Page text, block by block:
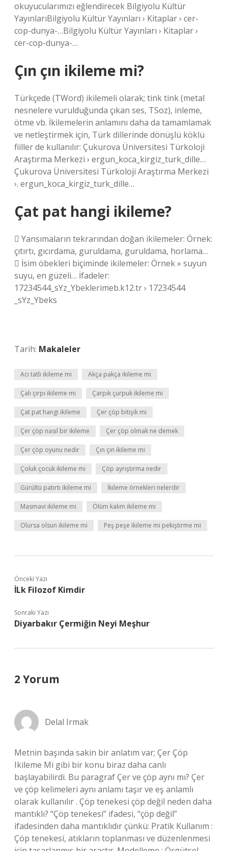
okuyucularımızı eğlendirecek Bilgiyolu Kültür
YayınlarıBilgiyolu Kültür Yayınları › Kitaplar › cer-
cop-dunya-…Bilgiyolu Kültür Yayınları › Kitaplar ›
cer-cop-dunya-…
Çın çın ikileme mi?
Türkçede (TWord) ikilemeli olarak; tink tink (metal
nesnelere vurulduğunda çıkan ses, TSoz), inleme,
ötme vb. İkilemelerin anlamını daha da tamamlamak
ve netleştirmek için, Türk dillerinde dönüşlü köklü
fiiller de kullanılır: Çukurova Üniversitesi Türkoloji
Araştırma Merkezi › ergun_koca_kirgiz_turk_dille…
Çukurova Üniversitesi Türkoloji Araştırma Merkezi
›. ergun_koca_kirgiz_turk_dille…
Çat pat hangi ikileme?
 Yansımaların tekrarından doğan ikilemeler: Örnek:
çıtırtı, gıcırdama, guruldama, guruldama, horlama…
 İsim öbekleri biçiminde ikilemeler: Örnek » suyun
suyu, en güzeli… İfadeler:
17234544_sYz_Ybeklerimeb.k12.tr › 17234544
_sYz_Ybeks
Tarih: Makaleler
Acı tatlı ikileme mi Akça pakça ikileme mi
Çalı çırpı ikileme mi Çarpık çurpuk ikileme mi
Çat pat hangi ikileme Çer çöp bitişik mi
Çer çöp nasıl bir ikileme Çer çöp olmak ne demek
Çer çöp oyunu nedir Çın çın ikileme mi
Çoluk çocuk ikileme mi Çöp ayrıştırma nedir
Gürültü patırtı ikileme mi İkileme örnekleri nelerdir
Masmavi ikileme mi Ölüm kalım ikileme mi
Olursa olsun ikileme mi Peş peşe ikileme mi pekiştirme mi
Önceki Yazı
İLk Filozof Kimdir
Sonraki Yazı
Diyarbakır Çermiğin Neyi Meşhur
2 Yorum
Delal Irmak
Metnin başında sakin bir anlatım var; Çer Çöp
Ikileme Mi gibi bir konu biraz daha canlı
başlayabilirdi. Bu paragraf Çer ve çöp aynı mı? Çer
ve çöp kelimeleri aynı anlamı taşır ve eş anlamlı
olarak kullanılır . Çöp tenekesi çöp değil neden daha
mantıklı? “Çöp tenekesi” ifadesi, “çöp değil”
ifadesinden daha mantıklıdır çünkü: Pratik Kullanım :
Çöp tenekesi, atıkların toplanması ve düzenlenmesi